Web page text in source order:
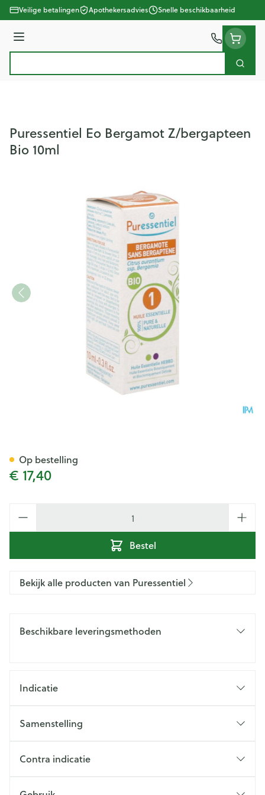
Ga naar de inhoud
Veilige betalingen Apothekersadvies Snelle beschikbaarheid
Menu
Zoek
Puressentiel Eo Bergamot Z/bergapteen
Bio 10ml
€ 17,40
Bestel
Op bestelling
Bekijk alle producten van Puressentiel
Beschikbare leveringsmethoden
Indicatie
Samenstelling
Contra indicatie